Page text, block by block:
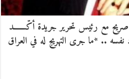
مع رئيس تحرير جريدة أكّـــــــد
نفسه .. *ما جرى التهريج له في العراق